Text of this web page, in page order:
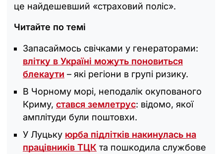
це найдешевший «страховий поліс».
Читайте по темі
Запасаймось свічками у генераторами:
влітку в Україні можуть поновиться
блекаути – які регіони в групі ризику.
В Чорному морі, неподалік окупованого
Криму, стався землетрус: відомо, якої
амплітуди були поштовхи.
У Луцьку юрба підлітків накинулась на
працівників ТЦК та пошкодила службове